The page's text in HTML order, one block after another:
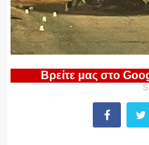
ΕΛΛΗΝΙΚΗ ΑΣΤΥΝΟΜΙΑ
Βρείτε μας στο